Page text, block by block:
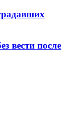
вести после